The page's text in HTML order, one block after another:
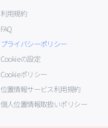
利用規約
FAQ
プライバシーポリシー
Cookieの設定
Cookieポリシー
位置情報サービス利用規約
個人位置情報取扱いポリシー